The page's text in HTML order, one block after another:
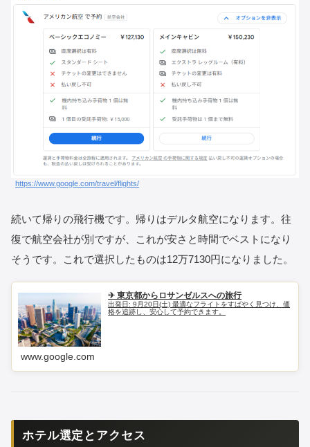
https://www.google.com/travel/flights/
続いて帰りの飛行機です。帰りはデルタ航空になります。往
復で航空会社が別ですが、これが安さと時間でベストになり
そうです。これで選択したものは12万7130円になりました。
✈ 東京都からロサンゼルスへの旅行
出発日: 9月20日(土) 最適なフライトをすばやく見つけ、価
格を追跡し、安心して予約できます。
www.google.com
ホテル選定とアクセス